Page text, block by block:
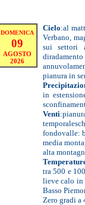
DOMENICA
09
AGOSTO
2026
Cielo:al
Verbano,
sui settori
pianura in
in
Venti:
fondovalle:
media
alta
tra 500 e
lieve calo in
Basso
Zero gradi a